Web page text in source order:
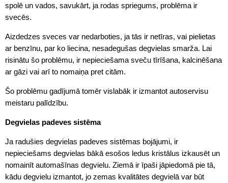
spolē un vados, savukārt, ja rodas spriegums, problēma ir
svecēs.
Aizdedzes sveces var nedarboties, ja tās ir netīras, vai pielietas
ar benzīnu, par ko liecina, nesadegušas degvielas smarža. Lai
risinātu šo problēmu, ir nepieciešama sveču tīrīšana, kalcinēšana
ar gāzi vai arī to nomaiņa pret citām.
Šo problēmu gadījumā tomēr vislabāk ir izmantot autoservisu
meistaru palīdzību.
Degvielas padeves sistēma
Ja radušies degvielas padeves sistēmas bojājumi, ir
nepieciešams degvielas bākā esošos ledus kristālus izkausēt un
nomainīt automašīnas degvielu. Ziemā ir īpaši jāpiedomā pie tā,
kādu degvielu izmantot, jo zemas kvalitātes degvielā var būt